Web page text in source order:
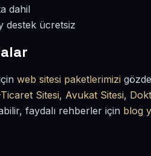
dahil
destek ücretsiz
web sitesi paketlerimizi
Sitesi, Avukat Sitesi,
faydalı rehberler için blog